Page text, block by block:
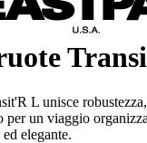
L unisce
per un viaggio
elegante.